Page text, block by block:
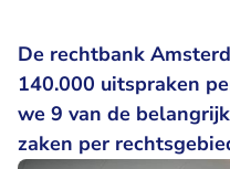
De rechtbank
140.000 uitspraken
we 9 van de
zaken per